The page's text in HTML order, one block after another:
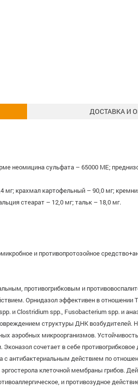
ДОСТАВКА И
неомицина сульфата – 65000 МЕ;
мг; крахмал картофельный – 90,0 мг;
стеарат – 12,0 мг; тальк – 18,0 мг.
и противопротозойное
противогрибковым и
Орнидазол эффективен в
и Clostridium spp., Fusobacterium spp. и
структуры ДНК возбудителей.
аэробных микроорганизмов.
сочетает в себе
антибактериальным действием по
клеточной мембраны грибов.
и противозудное